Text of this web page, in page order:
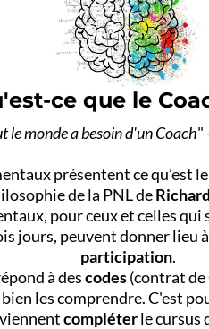
ce que le
le monde a besoin d'un Coach"
présentent ce qu’est le
de la PNL de
pour ceux et celles qui
jours, peuvent donner lieu
participation.
à descodes(contrat de
bien les comprendre. C'est
viennentcompléterle cursus